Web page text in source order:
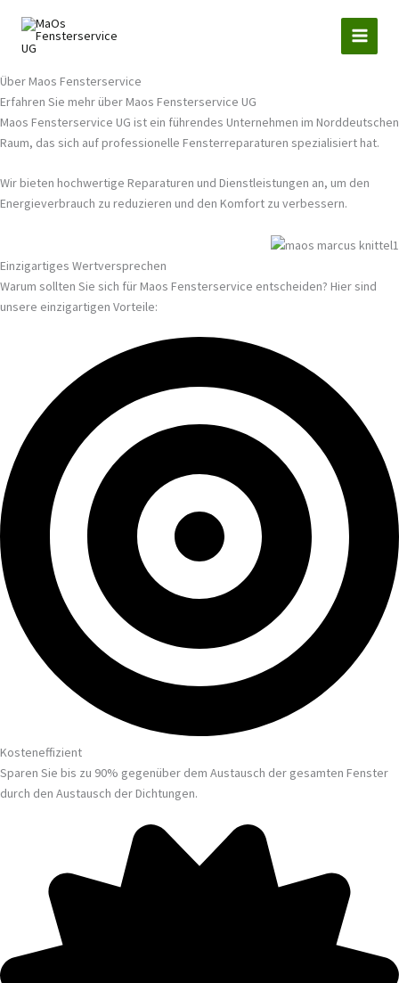
Inhalt
springen
Über Maos Fensterservice
Erfahren Sie mehr über Maos Fensterservice UG
Maos Fensterservice UG ist ein führendes Unternehmen im Norddeutschen
Raum, das sich auf professionelle Fensterreparaturen spezialisiert hat.
Wir bieten hochwertige Reparaturen und Dienstleistungen an, um den
Energieverbrauch zu reduzieren und den Komfort zu verbessern.
Einzigartiges Wertversprechen
Warum sollten Sie sich für Maos Fensterservice entscheiden? Hier sind
unsere einzigartigen Vorteile:
Kosteneffizient
Sparen Sie bis zu 90% gegenüber dem Austausch der gesamten Fenster
durch den Austausch der Dichtungen.